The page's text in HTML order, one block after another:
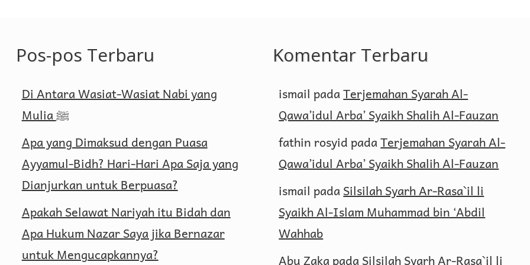
Pos-pos Terbaru
Di Antara Wasiat-Wasiat Nabi yang
Mulia ﷺ
Apa yang Dimaksud dengan Puasa
Ayyamul-Bidh? Hari-Hari Apa Saja yang
Dianjurkan untuk Berpuasa?
Apakah Selawat Nariyah itu Bidah dan
Apa Hukum Nazar Saya jika Bernazar
untuk Mengucapkannya?
Komentar Terbaru
ismail padaTerjemahan Syarah Al-
Qawa’idul Arba’ Syaikh Shalih Al-Fauzan
fathin rosyid padaTerjemahan Syarah Al-
Qawa’idul Arba’ Syaikh Shalih Al-Fauzan
ismail padaSilsilah Syarh Ar-Rasa`il li
Syaikh Al-Islam Muhammad bin ‘Abdil
Wahhab
Abu ZakapadaSilsilah Syarh Ar-Rasa`il li